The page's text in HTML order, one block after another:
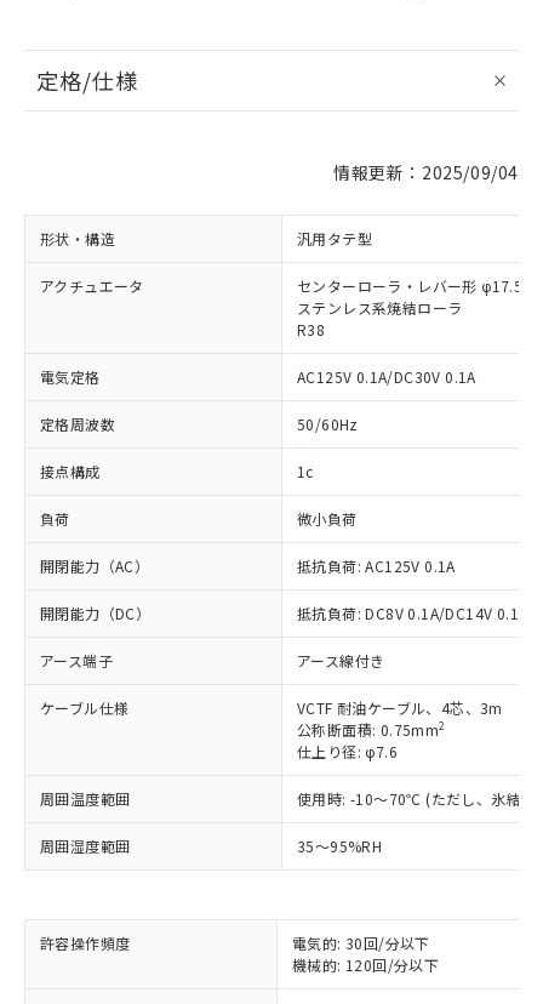
定格/仕様
情報更新：2025/09/04
形状・構造 汎用タテ型
アクチュエータ
センターローラ・レバー形
ステンレス系焼結ローラ
R38
電気定格 AC125V 0.1A/DC30V 0.1A
定格周波数 50/60Hz
接点構成 1c
負荷 微小負荷
開閉能力（AC） 抵抗負荷: AC125V 0.1A
開閉能力（DC） 抵抗負荷: DC8V 0.1A/DC14V 0.1A/
アース端子 アース線付き
ケーブル仕様
VCTF 耐油ケーブル、4芯、3m
公称断面積: 0.75mm2
仕上り径: φ7.6
周囲温度範囲 使用時: -10～70℃ (ただし、氷結し
周囲湿度範囲 35～95%RH
許容操作頻度
電気的: 30回/分以下
機械的: 120回/分以下
対応済み：EU RoHS指令（10物質）の
非含有に対応した製品が提供可能な商品で